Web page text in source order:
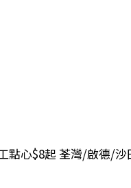
點心$8起 荃灣/啟德/沙